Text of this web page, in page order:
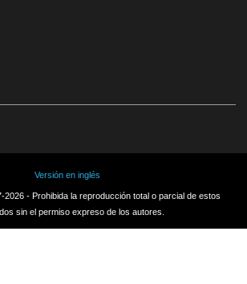
Versión en inglés
2026 - Prohibida la reproducción total o parcial de estos
sin el permiso expreso de los autores.